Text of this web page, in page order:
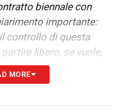
biennale con
importante:
controllo di questa
libero, se vuole,
non è un dettaglio
qualsiasi cosa
MORE